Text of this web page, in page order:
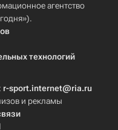
агентство
технологий
r-sport.internet@ria.ru
и рекламы